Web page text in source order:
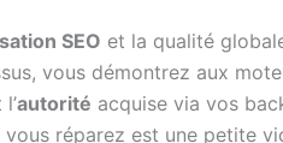
SEO et la qualité
vous démontrez aux
autorité acquise via vos
vous réparez est une petite